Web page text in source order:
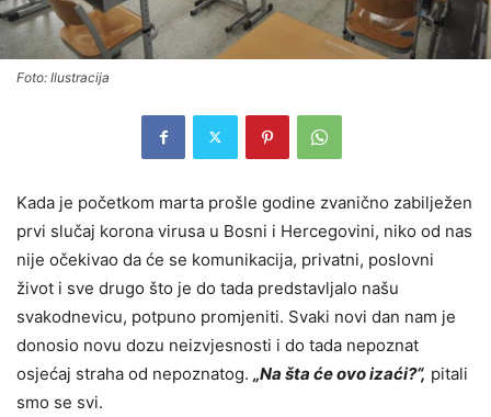
Foto: Ilustracija
Kada je početkom marta prošle godine zvanično zabilježen
prvi slučaj korona virusa u Bosni i Hercegovini, niko od nas
nije očekivao da će se komunikacija, privatni, poslovni
život i sve drugo što je do tada predstavljalo našu
svakodnevicu, potpuno promjeniti. Svaki novi dan nam je
donosio novu dozu neizvjesnosti i do tada nepoznat
osjećaj straha od nepoznatog. „Na šta će ovo izaći?“, pitali
smo se svi.